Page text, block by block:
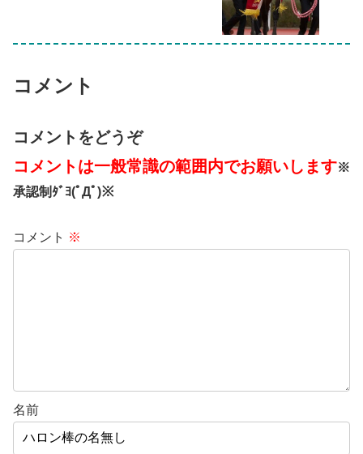
コメント
コメントをどうぞ
コメントは一般常識の範囲内でお願いします※
承認制ﾀﾞﾖ(ﾟДﾟ)※
コメント ※
名前